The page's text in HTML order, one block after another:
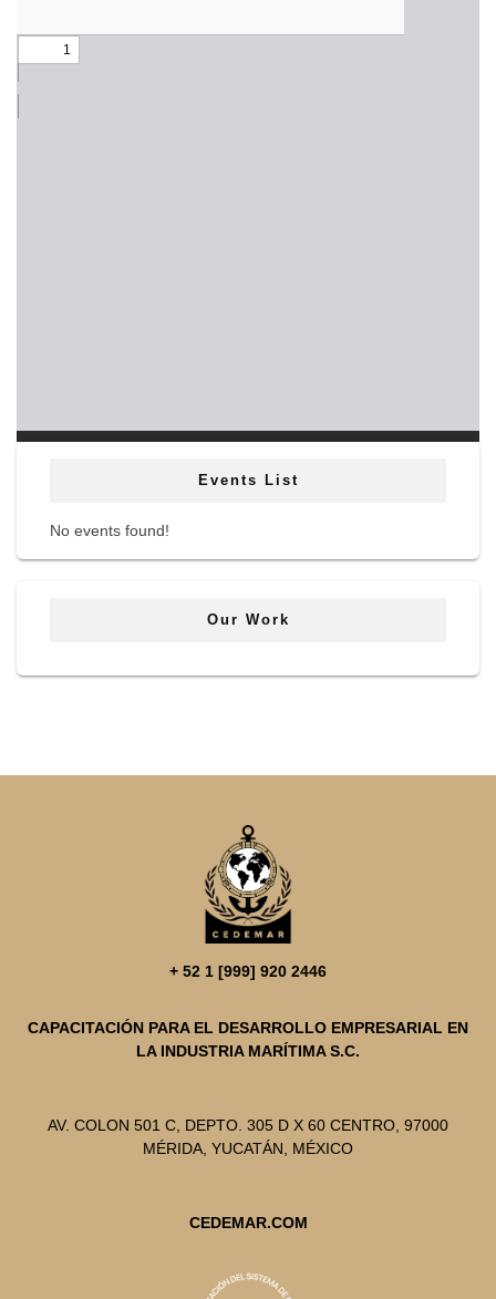
Events List
No events found!
Our Work
+ 52 1 [999] 920 2446
CAPACITACIÓN PARA EL DESARROLLO EMPRESARIAL EN
LA INDUSTRIA MARÍTIMA S.C.
AV. COLON 501 C, DEPTO. 305 D X 60 CENTRO, 97000
MÉRIDA, YUCATÁN, MÉXICO
CEDEMAR.COM